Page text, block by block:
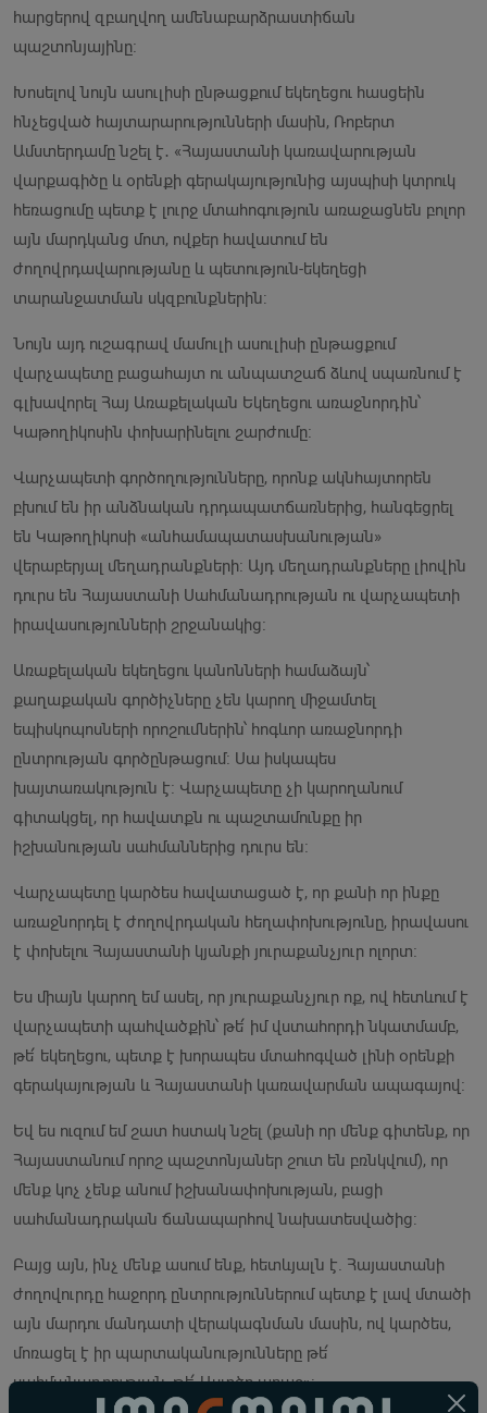
հարցերով զբաղվող ամենաբարձրաստիճան
պաշտոնյայինը։
Խոսելով նույն ասուլիսի ընթացքում եկեղեցու հասցեին
հնչեցված հայտարարությունների մասին, Ռոբերտ
Ամստերդամը նշել է․ «Հայաստանի կառավարության
վարքագիծը և օրենքի գերակայությունից այսպիսի կտրուկ
հեռացումը պետք է լուրջ մտահոգություն առաջացնեն բոլոր
այն մարդկանց մոտ, ովքեր հավատում են
ժողովրդավարությանը և պետություն-եկեղեցի
տարանջատման սկզբունքներին:
Նույն այդ ուշագրավ մամուլի ասուլիսի ընթացքում
վարչապետը բացահայտ ու անպատշաճ ձևով սպառնում է
գլխավորել Հայ Առաքելական Եկեղեցու առաջնորդին՝
Կաթողիկոսին փոխարինելու շարժումը։
Վարչապետի գործողությունները, որոնք ակնհայտորեն
բխում են իր անձնական դրդապատճառներից, հանգեցրել
են Կաթողիկոսի «անհամապատասխանության»
վերաբերյալ մեղադրանքների։ Այդ մեղադրանքները լիովին
դուրս են Հայաստանի Սահմանադրության ու վարչապետի
իրավասությունների շրջանակից։
Առաքելական եկեղեցու կանոնների համաձայն՝
քաղաքական գործիչները չեն կարող միջամտել
եպիսկոպոսների որոշումներին՝ հոգևոր առաջնորդի
ընտրության գործընթացում։ Սա իսկապես
խայտառակություն է։ Վարչապետը չի կարողանում
գիտակցել, որ հավատքն ու պաշտամունքը իր
իշխանության սահմաններից դուրս են։
Վարչապետը կարծես հավատացած է, որ քանի որ ինքը
առաջնորդել է ժողովրդական հեղափոխությունը, իրավասու
է փոխելու Հայաստանի կյանքի յուրաքանչյուր ոլորտ։
Ես միայն կարող եմ ասել, որ յուրաքանչյուր ոք, ով հետևում է
վարչապետի պահվածքին՝ թե՛ իմ վստահորդի նկատմամբ,
թե՛ եկեղեցու, պետք է խորապես մտահոգված լինի օրենքի
գերակայության և Հայաստանի կառավարման ապագայով։
Եվ ես ուզում եմ շատ հստակ նշել (քանի որ մենք գիտենք, որ
Հայաստանում որոշ պաշտոնյաներ շուտ են բռնկվում), որ
մենք կոչ չենք անում իշխանափոխության, բացի
սահմանադրական ճանապարհով նախատեսվածից:
Բայց այն, ինչ մենք ասում ենք, հետևյալն է. Հայաստանի
ժողովուրդը հաջորդ ընտրություններում պետք է լավ մտածի
այն մարդու մանդատի վերակագնման մասին, ով կարծես,
մոռացել է իր պարտականությունները թե՛
սահմանադրության, թե՛ Աստծո առաջ»: